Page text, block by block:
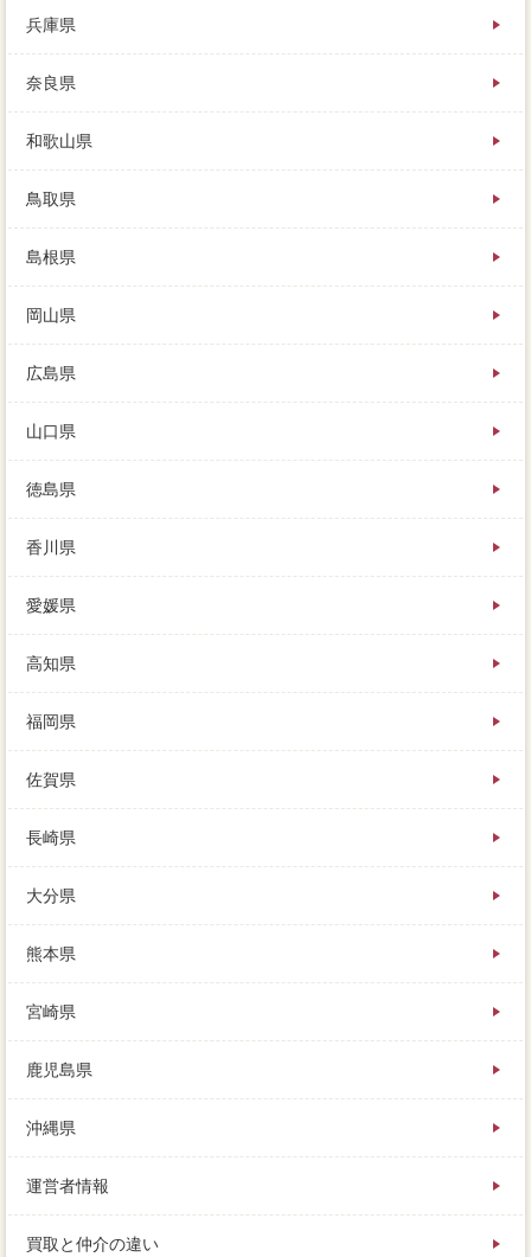
兵庫県
奈良県
和歌山県
鳥取県
島根県
岡山県
広島県
山口県
徳島県
香川県
愛媛県
高知県
福岡県
佐賀県
長崎県
大分県
熊本県
宮崎県
鹿児島県
沖縄県
運営者情報
買取と仲介の違い